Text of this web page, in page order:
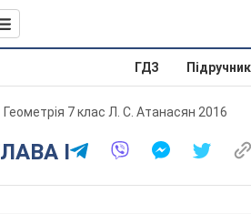
ГДЗ
Геометрія 7 клас Л. С. Атанасян 2016
ГЛАВА I